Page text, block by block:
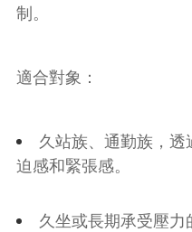
制。
適合對象：
久站族、通勤族，
迫感和緊張感。
久坐或長期承受壓